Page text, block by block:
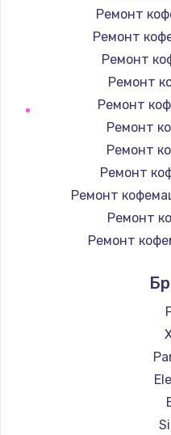
Ремонт
Ремонт
Ремонт
Ремонт
Ремонт
Ремонт
Ремонт
Ремонт
Ремонт
Ремонт
Ремонт
Ремонт
Ремонт
Ремонт
Ремонт
Ремонт
Ремонт
Ремонт